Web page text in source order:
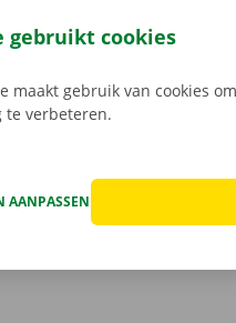
gebruikt cookies
maakt gebruik van cookies
verbeteren.
AANPASSEN